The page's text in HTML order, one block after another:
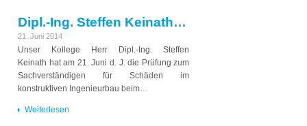
Dipl.-Ing. Steffen Keinath hat Prüfung zum Sachverständigen für Schäden im konstruktiven Ingenieurbau erfolgreich bestanden
21. Juni 2014
Unser Kollege Herr Dipl.-Ing. Steffen
Keinath hat am 21. Juni d. J. die Prüfung zum
Sachverständigen für Schäden im
konstruktiven Ingenieurbau beim…
Weiterlesen